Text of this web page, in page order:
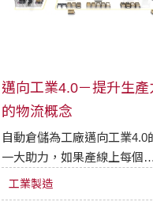
邁向工業4.0－提升生產
的物流概念
自動倉儲為工廠邁向工業4.0
一大助力，如果產線上每個棧
板須單獨被移動，且每片鈑金
要手動放上工作台，那生產
工業製造